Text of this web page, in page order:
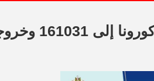
الصحة: ارتفاع حالات الشفاء